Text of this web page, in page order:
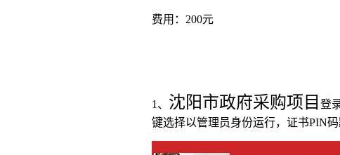
费用：200元
1、 沈阳市政府采购项目 登
键选择以管理员身份运行，证书PIN码